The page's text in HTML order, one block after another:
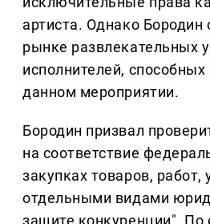
артиста. Однако Бородин
рынке развлекательных
исполнителей,
данном мероприятии.
Бородин призвал
на соответствие
закупках товаров, работ,
отдельными видами
защите конкуренции". По